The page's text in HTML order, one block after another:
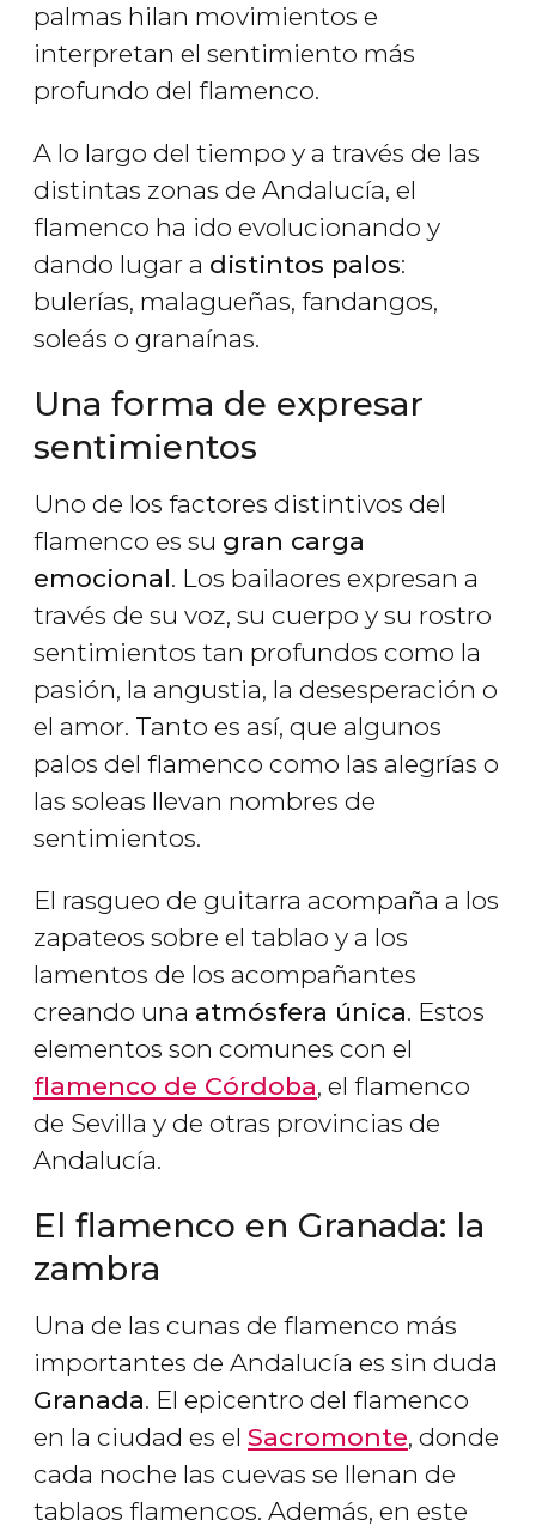
palmas hilan movimientos e
interpretan el sentimiento más
profundo del flamenco.
A lo largo del tiempo y a través de las
distintas zonas de Andalucía, el
flamenco ha ido evolucionando y
dando lugar a distintos palos:
bulerías, malagueñas, fandangos,
soleás o granaínas.
Una forma de expresar
sentimientos
Uno de los factores distintivos del
flamenco es su gran carga
emocional. Los bailaores expresan a
través de su voz, su cuerpo y su rostro
sentimientos tan profundos como la
pasión, la angustia, la desesperación o
el amor. Tanto es así, que algunos
palos del flamenco como las alegrías o
las soleas llevan nombres de
sentimientos.
El rasgueo de guitarra acompaña a los
zapateos sobre el tablao y a los
lamentos de los acompañantes
creando una atmósfera única. Estos
elementos son comunes con el
flamenco de Córdoba, el flamenco
de Sevilla y de otras provincias de
Andalucía.
El flamenco en Granada: la
zambra
Una de las cunas de flamenco más
importantes de Andalucía es sin duda
Granada. El epicentro del flamenco
en la ciudad es el Sacromonte, donde
cada noche las cuevas se llenan de
tablaos flamencos. Además, en este